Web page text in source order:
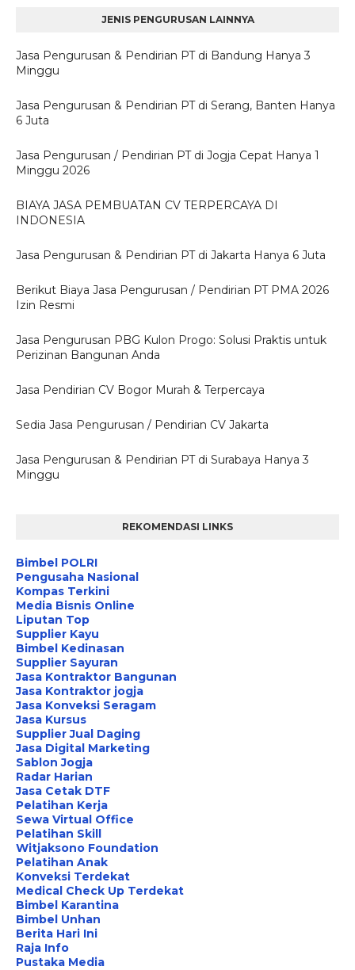
JENIS PENGURUSAN LAINNYA
Jasa Pengurusan & Pendirian PT di Bandung Hanya 3
Minggu
Jasa Pengurusan & Pendirian PT di Serang, Banten Hanya
6 Juta
Jasa Pengurusan / Pendirian PT di Jogja Cepat Hanya 1
Minggu 2026
BIAYA JASA PEMBUATAN CV TERPERCAYA DI
INDONESIA
Jasa Pengurusan & Pendirian PT di Jakarta Hanya 6 Juta
Berikut Biaya Jasa Pengurusan / Pendirian PT PMA 2026
Izin Resmi
Jasa Pengurusan PBG Kulon Progo: Solusi Praktis untuk
Perizinan Bangunan Anda
Jasa Pendirian CV Bogor Murah & Terpercaya
Sedia Jasa Pengurusan / Pendirian CV Jakarta
Jasa Pengurusan & Pendirian PT di Surabaya Hanya 3
Minggu
REKOMENDASI LINKS
Bimbel POLRI
Pengusaha Nasional
Kompas Terkini
Media Bisnis Online
Liputan Top
Supplier Kayu
Bimbel Kedinasan
Supplier Sayuran
Jasa Kontraktor Bangunan
Jasa Kontraktor jogja
Jasa Konveksi Seragam
Jasa Kursus
Supplier Jual Daging
Jasa Digital Marketing
Sablon Jogja
Radar Harian
Jasa Cetak DTF
Pelatihan Kerja
Sewa Virtual Office
Pelatihan Skill
Witjaksono Foundation
Pelatihan Anak
Konveksi Terdekat
Medical Check Up Terdekat
Bimbel Karantina
Bimbel Unhan
Berita Hari Ini
Raja Info
Pustaka Media